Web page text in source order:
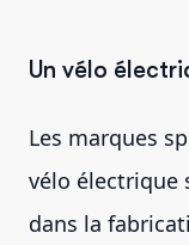
Un vélo
Les marques
vélo électrique
dans la